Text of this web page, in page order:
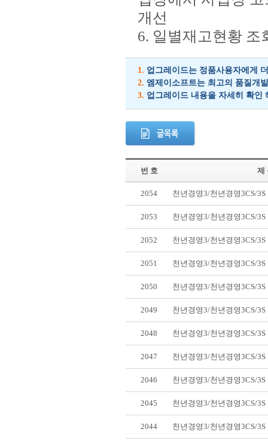
개선
6. 일별재고현황 조
1. 업그레이드는 정품사용자에게
2. 엠제이소프트는 최고의 품질개
3. 업그레이드 내용을 자세히 확인
번 호 제
2054 천년경영3/천년경영3CS/
2053 천년경영3/천년경영3CS/
2052 천년경영3/천년경영3CS/
2051 천년경영3/천년경영3CS/
2050 천년경영3/천년경영3CS/
2049 천년경영3/천년경영3CS/
2048 천년경영3/천년경영3CS/
2047 천년경영3/천년경영3CS/
2046 천년경영3/천년경영3CS/
2045 천년경영3/천년경영3CS/
2044 천년경영3/천년경영3CS/